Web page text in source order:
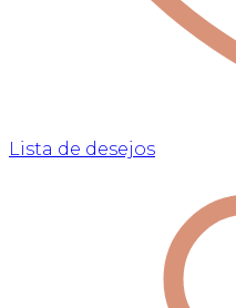
Lista de desejos